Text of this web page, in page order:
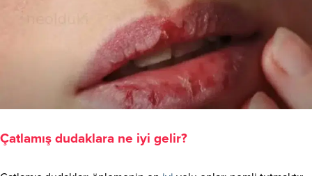
Çatlamış dudaklara ne iyi gelir?